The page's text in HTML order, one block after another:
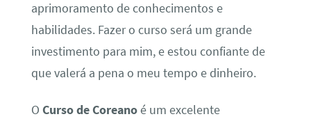
aprimoramento de conhecimentos e
habilidades. Fazer o curso será um grande
investimento para mim, e estou confiante de
que valerá a pena o meu tempo e dinheiro.
O Curso de Coreanoé um excelente